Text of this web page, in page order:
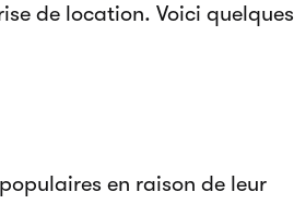
de location. Voici quelques
en raison de leur